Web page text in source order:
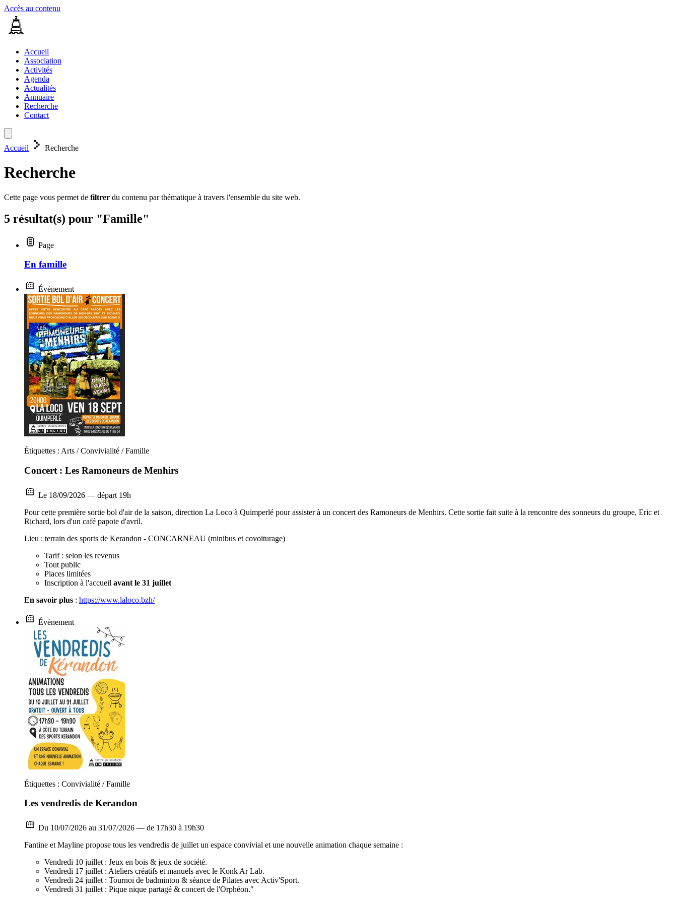
Accès au contenu
Accueil
Association
Activités
Agenda
Actualités
Annuaire
Recherche
Contact
Accueil Recherche
Recherche
Cette page vous permet de filtrer du contenu par thématique à travers l'ensemble du site web.
5 résultat(s) pour "Famille"
Page
En famille
Évènement
Étiquettes : Arts / Convivialité / Famille
Concert : Les Ramoneurs de Menhirs
Le 18/09/2026 — départ 19h
Pour cette première sortie bol d'air de la saison, direction La Loco à Quimperlé pour assister à un concert des Ramoneurs de Menhirs. Cette sortie fait suite à la rencontre des sonneurs du groupe, Eric et
Richard, lors d'un café papote d'avril.
Lieu : terrain des sports de Kerandon - CONCARNEAU (minibus et covoiturage)
Tarif : selon les revenus
Tout public
Places limitées
Inscription à l'accueil avant le 31 juillet
En savoir plus : https://www.laloco.bzh/
Évènement
Étiquettes : Convivialité / Famille
Les vendredis de Kerandon
Du 10/07/2026 au 31/07/2026 — de 17h30 à 19h30
Fantine et Mayline propose tous les vendredis de juillet un espace convivial et une nouvelle animation chaque semaine :
Vendredi 10 juillet : Jeux en bois & jeux de société.
Vendredi 17 juillet : Ateliers créatifs et manuels avec le Konk Ar Lab.
Vendredi 24 juillet : Tournoi de badminton & séance de Pilates avec Activ'Sport.
Vendredi 31 juillet : Pique nique partagé & concert de l'Orphéon."